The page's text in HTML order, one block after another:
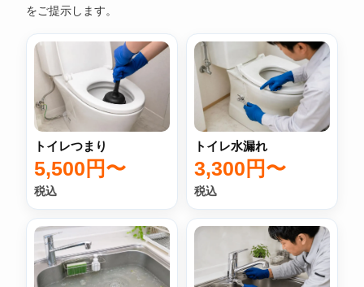
をご提示します。
トイレつまり
5,500円〜
税込
トイレ水漏れ
3,300円〜
税込